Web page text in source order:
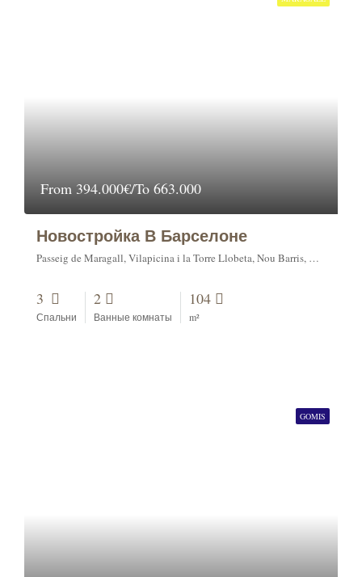
From 394.000€/To 663.000
Новостройка В Барселоне
Passeig de Maragall, Vilapicina i la Torre Llobeta, Nou Barris, Barcelona, Barcelonès, Barcelona, Catalonia, 08001, Spain
3
Спальни
2
Ванные комнаты
104
m²
GOMIS